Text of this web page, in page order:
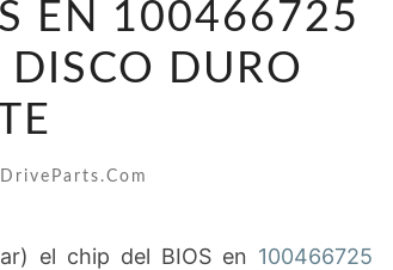
EN 100466725
DISCO DURO
el chip del BIOS en 100466725